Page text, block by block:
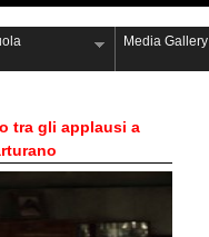
Media Gallery
tra gli applausi a